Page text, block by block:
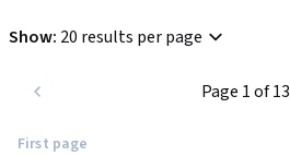
Show: 20 results per page
First page
Page 1 of 13